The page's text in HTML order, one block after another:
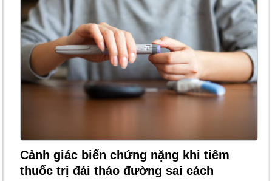
Cảnh giác biến chứng nặng khi tiêm
thuốc trị đái tháo đường sai cách